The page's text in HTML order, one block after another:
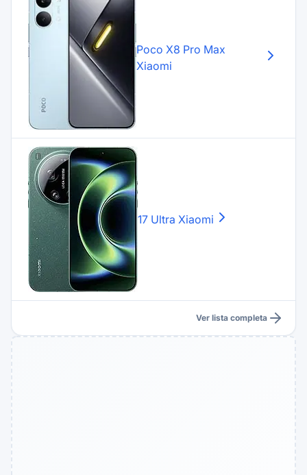
Poco X8 Pro Max
Xiaomi
17 Ultra Xiaomi
Ver lista completa